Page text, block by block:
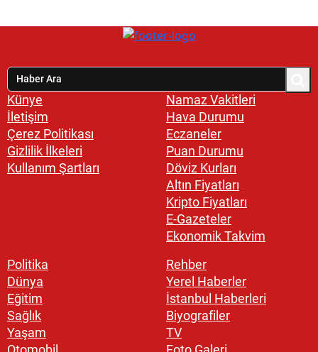
Künye
İletişim
Çerez Politikası
Gizlilik İlkeleri
Kullanım Şartları
Namaz Vakitleri
Hava Durumu
Eczaneler
Puan Durumu
Döviz Kurları
Altın Fiyatları
Kripto Fiyatları
E-Gazeteler
Ekonomik Takvim
Politika
Dünya
Eğitim
Sağlık
Yaşam
Rehber
Yerel Haberler
İstanbul Haberleri
Biyografiler
TV